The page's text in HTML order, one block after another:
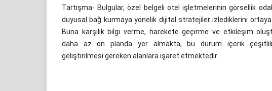
Tartışma- Bulgular, özel belgeli otel işletmelerinin görsellik
duyusal bağ kurmaya yönelik dijital stratejiler izlediklerini ortaya
Buna karşılık bilgi verme, harekete geçirme ve etkileşim
daha az ön planda yer almakta, bu durum içerik
geliştirilmesi gereken alanlara işaret etmektedir.